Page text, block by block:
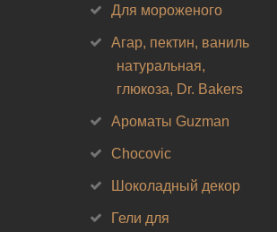
Для мороженого
Агар, пектин, ваниль
натуральная,
глюкоза, Dr. Bakers
Ароматы Guzman
Chocovic
Шоколадный декор
Гели для